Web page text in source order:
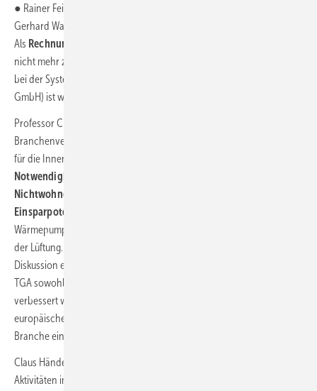
● Rainer Feichtmeier (Daikin Airconditioning Germany GmbH) und
Gerhard Warnke (MAICO Elektroapparate-Fabrik GmbH).
Als Rechnungsprüfer
nicht mehr zur Wiederwahl aufstellen ließ. Fischer ist Geschäftsführer
bei der Systemair GmbH. Bernd Schweitzer (Schweitzer-Chemie
GmbH) ist weiterhin als Rechnungsprüfer im Amt.
Professor Christoph Kaup betonte, dass sich der FGK als wichtigster
Branchenverband im Bereich der Klima- und Lüftungstechnik intensiv
für die Innenraumqualität engagiert und dafür, dass die
Notwendigkeit der bedarfsgerechten Lüftung von Wohn- und
Nichtwohngebäuden ebenso anerkannt wird wie das Energie-
Einsparpotenzial der TGA
Wärmepumpen und durch Wärmerückgewinnung in Verbindung mit
der Lüftung. Der Verband bringt sich kontinuierlich in die öffentliche
Diskussion ein, um das Verständnis dafür zu schärfen, dass mit der
TGA sowohl die Raumluftqualität als auch die Energieeffizienz
verbessert werden. Der FGK tritt sowohl auf deutscher als auch auf
europäischer Ebene für die Interessen seiner Mitglieder und der
Branche ein.
Claus Händel, technischer Geschäftsführer, stellte in Leipzig die
Aktivitäten im Bereich der Normung vor. Neben seiner Tätigkeit in